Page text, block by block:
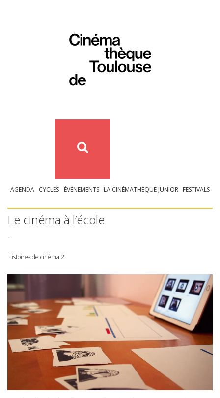
AGENDA CYCLES ÉVÉNEMENTS LA CINÉMATHÈQUE JUNIOR FESTIVALS
Le cinéma à l’école
.
Histoires de cinéma 2